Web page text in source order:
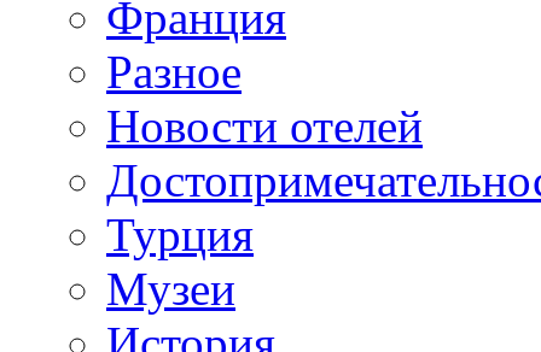
Франция
Разное
Новости отелей
Турция
Музеи